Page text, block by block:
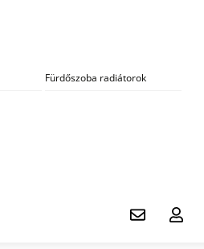
Fürdőszoba radiátorok